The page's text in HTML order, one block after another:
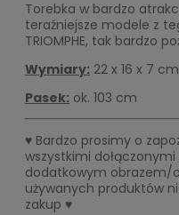
Torebka w bardzo
teraźniejsze modele z
TRIOMPHE, tak bardzo
Wymiary: 22 x 16 x 7 cm
Pasek: ok. 103 cm
♥ Bardzo prosimy o
wszystkimi
dodatkowym obrazem/
używanych produktów
zakup ♥